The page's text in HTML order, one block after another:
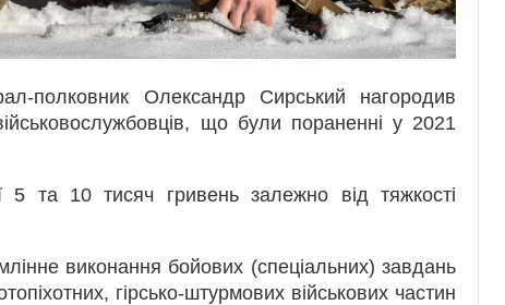
полковник Олександр Сирський нагородив
що були пораненні у 2021
5 та 10 тисяч гривень залежно від тяжкості
виконання бойових (спеціальних) завдань
гірсько-штурмових військових частин